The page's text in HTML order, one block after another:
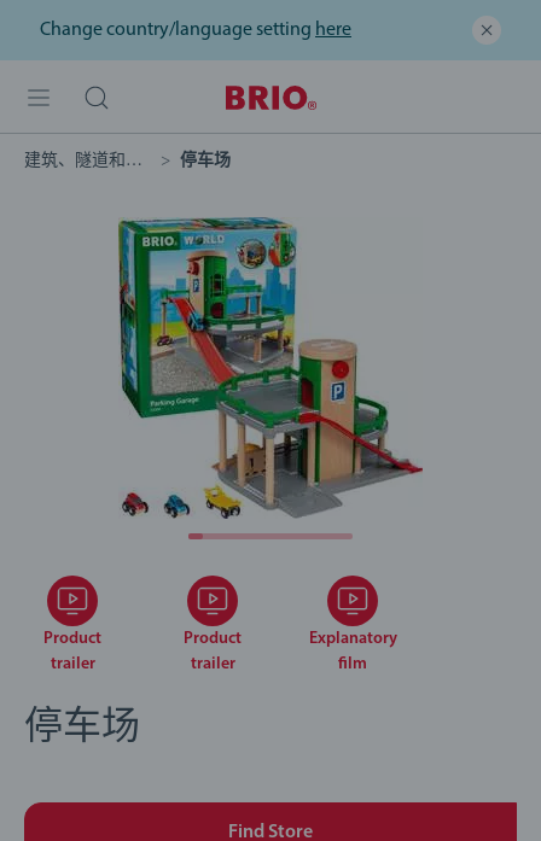
Change country/language setting here
建筑、隧道和桥梁 停车场
Product
trailer
Product
trailer
Explanatory
film
停车场
Find Store